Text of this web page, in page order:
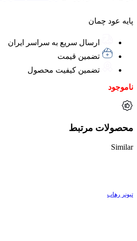
پایه عود چمان
ارسال سریع به سراسر ایران
تضمین قیمت
تضمین کیفیت محصول
ناموجود
محصولات مرتبط
Similar
تیونر رهاب